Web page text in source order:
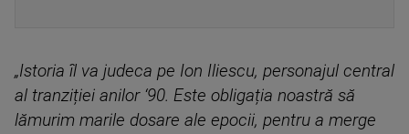
„Istoria îl va judeca pe Ion Iliescu, personajul central
al tranziției anilor ‘90. Este obligația noastră să
lămurim marile dosare ale epocii, pentru a merge